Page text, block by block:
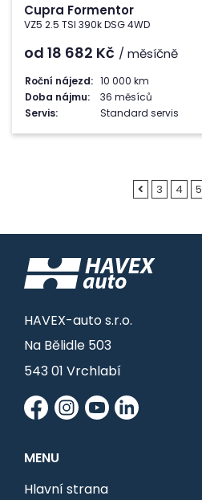
Cupra Formentor
VZ5 2.5 TSI 390k DSG 4WD
od 18 682 Kč / měsíčně
Roční nájezd: 10 000 km
Doba nájmu:
36 měsíců
Servis:
Standard servis
3 4 5
HAVEX-auto s.r.o.
Na Bělidle 503
543 01 Vrchlabí
MENU
Hlavní strana